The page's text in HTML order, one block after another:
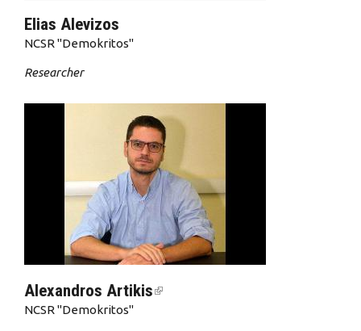
Elias Alevizos
NCSR "Demokritos"
Researcher
Alexandros Artikis(link is external)
NCSR "Demokritos"